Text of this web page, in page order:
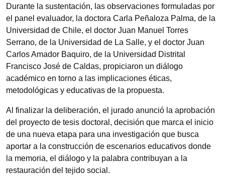
Durante la sustentación, las observaciones formuladas por
el panel evaluador, la doctora Carla Peñaloza Palma, de la
Universidad de Chile, el doctor Juan Manuel Torres
Serrano, de la Universidad de La Salle, y el doctor Juan
Carlos Amador Baquiro, de la Universidad Distrital
Francisco José de Caldas, propiciaron un diálogo
académico en torno a las implicaciones éticas,
metodológicas y educativas de la propuesta.
Al finalizar la deliberación, el jurado anunció la aprobación
del proyecto de tesis doctoral, decisión que marca el inicio
de una nueva etapa para una investigación que busca
aportar a la construcción de escenarios educativos donde
la memoria, el diálogo y la palabra contribuyan a la
restauración del tejido social.